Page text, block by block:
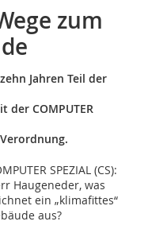
zum
Jahren Teil der
der COMPUTER
SPEZIAL (CS):
Haugeneder, was
ein „klimafittes“
aus?